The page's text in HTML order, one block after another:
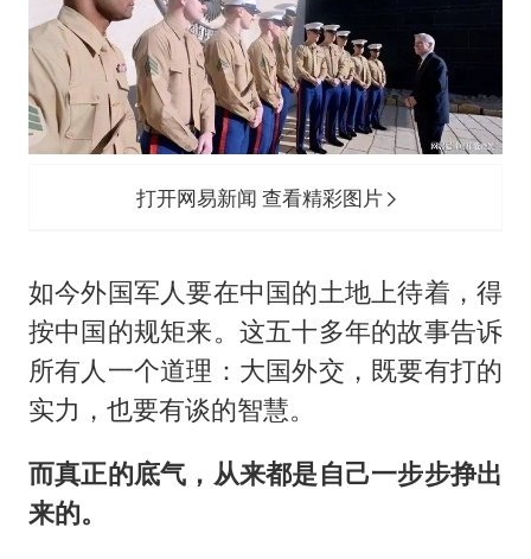
打开网易新闻 查看精彩图片
如今外国军人要在中国的土地上待着，得
按中国的规矩来。这五十多年的故事告诉
所有人一个道理：大国外交，既要有打的
实力，也要有谈的智慧。
而真正的底气，从来都是自己一步步挣出
来的。